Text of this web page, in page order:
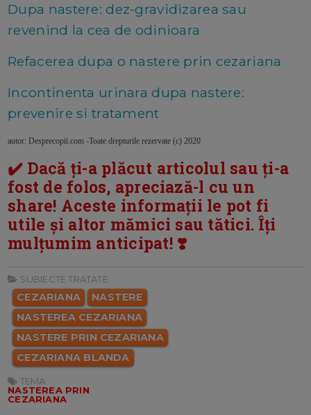
Dupa nastere: dez-gravidizarea sau
revenind la cea de odinioara
Refacerea dupa o nastere prin cezariana
Incontinenta urinara dupa nastere:
prevenire si tratament
autor: Desprecopii.com -Toate drepturile rezervate (c) 2020
✔️ Dacă ți-a plăcut articolul sau ți-a
fost de folos, apreciază-l cu un
share! Aceste informații le pot fi
utile și altor mămici sau tătici. Îți
mulțumim anticipat! ❣️
SUBIECTE TRATATE:
CEZARIANA
NASTERE
NASTEREA CEZARIANA
NASTERE PRIN CEZARIANA
CEZARIANA BLANDA
TEMA:
NASTEREA PRIN
CEZARIANA